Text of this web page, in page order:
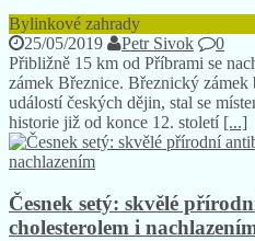
Bylinkové zahrady
25/05/2019
Petr Sivok
0
Přibližně 15 km od Příbrami se
zámek Březnice. Březnický
událostí českých dějin, stal se
historie již od konce 12. století [...]
Česnek setý: skvělé
cholesterolem i